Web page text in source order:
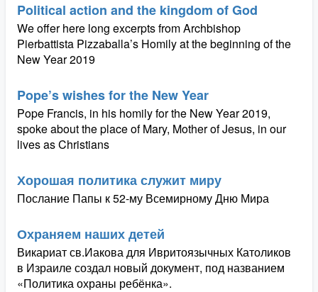
Political action and the kingdom of God
We offer here long excerpts from Archbishop
Pierbattista Pizzaballa’s Homily at the beginning of the
New Year 2019
Pope’s wishes for the New Year
Pope Francis, in his homily for the New Year 2019,
spoke about the place of Mary, Mother of Jesus, in our
lives as Christians
Хорошая политика служит миру
Послание Папы к 52-му Всемирному Дню Мира
Охраняем наших детей
Викариат св.Иакова для Ивритоязычных Католиков
в Израиле создал новый документ, под названием
«Политика охраны ребёнка».